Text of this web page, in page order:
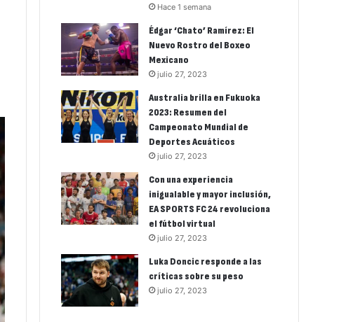
Hace 1 semana
Édgar ‘Chato’ Ramírez: El
Nuevo Rostro del Boxeo
Mexicano
julio 27, 2023
Australia brilla en Fukuoka
2023: Resumen del
Campeonato Mundial de
Deportes Acuáticos
julio 27, 2023
Con una experiencia
inigualable y mayor inclusión,
EA SPORTS FC 24 revoluciona
el fútbol virtual
julio 27, 2023
Luka Doncic responde a las
críticas sobre su peso
julio 27, 2023